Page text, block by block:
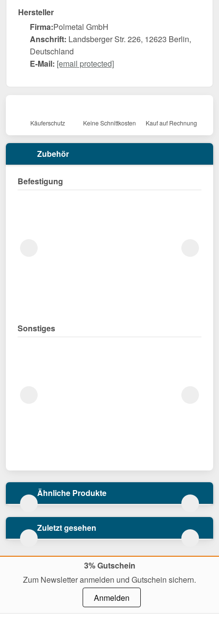
Hersteller
Firma:Polmetal GmbH
Anschrift: Landsberger Str. 226, 12623 Berlin,
Deutschland
E-Mail: [email protected]
Käuferschutz Keine Schnittkosten Kauf auf Rechnung
Zubehör
Befestigung
Sonstiges
Ähnliche Produkte
Zuletzt gesehen
3% Gutschein
Zum Newsletter anmelden und Gutschein sichern.
Anmelden